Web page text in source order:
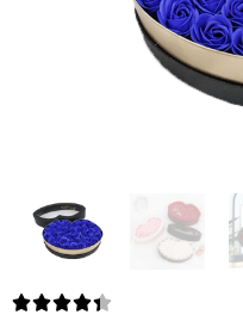
